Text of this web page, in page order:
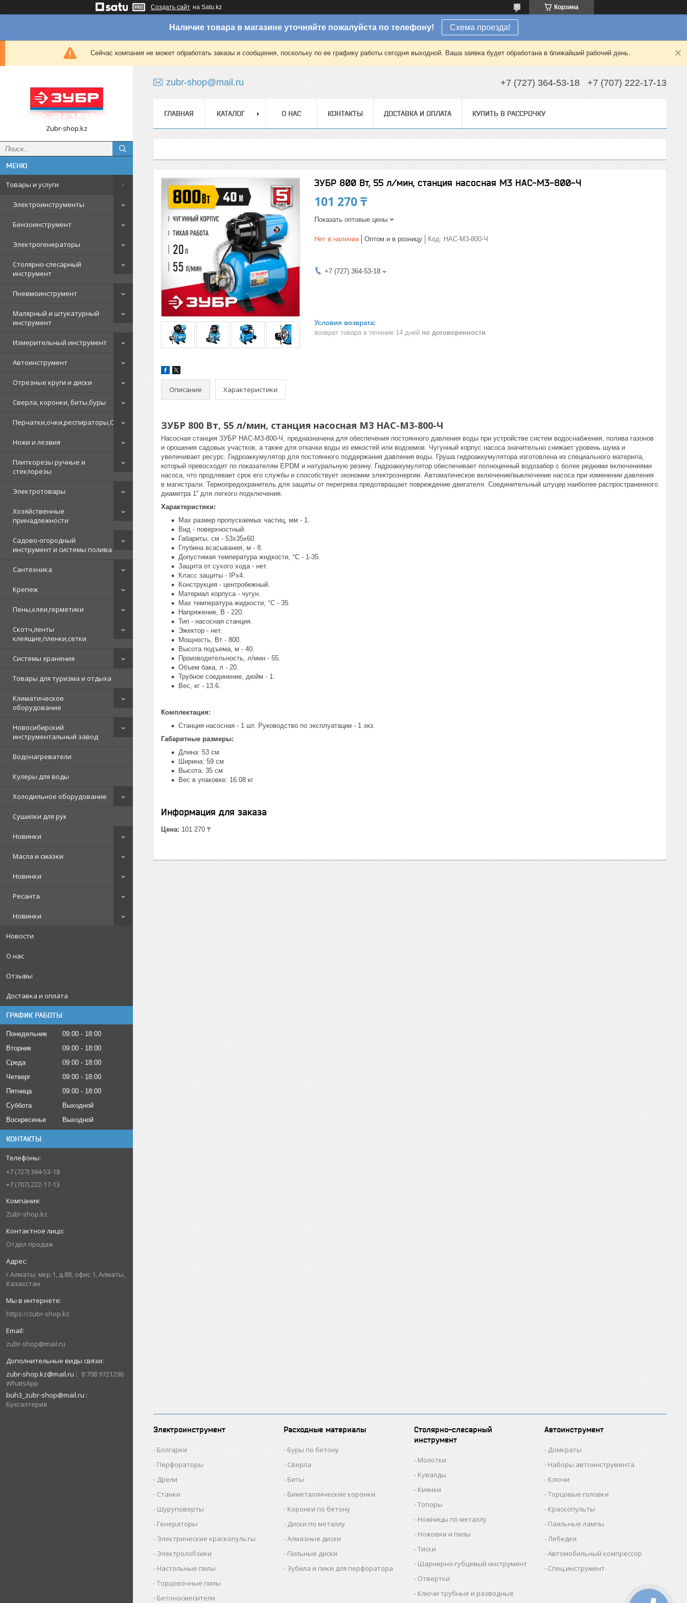
Создать сайт на Satu.kz Корзина
Наличие товара в магазине уточняйте пожалуйста по телефону! Схема проезда!
Сейчас компания не может обработать заказы и сообщения, поскольку по ее графику работы сегодня выходной. Ваша заявка будет обработана в ближайший рабочий день.
Zubr-shop.kz
Товары и услуги
Электроинструменты
Бензоинструмент
Электрогенераторы
Столярно-слесарный
инструмент
Пневмоинструмент
Малярный и штукатурный
инструмент
Измерительный инструмент
Автоинструмент
Отрезные круги и диски
Сверла, коронки, биты,буры
Перчатки,очки,респираторы,СИЗ
Ножи и лезвия
Плиткорезы ручные и
стеклорезы
Электротовары
Хозяйственные
принадлежности
Садово-огородный
инструмент и системы полива
Сантехника
Крепеж
Пены,клеи,герметики
Скотч,ленты
клеящие,пленки,сетки
Системы хранения
Товары для туризма и отдыха
Климатическое
оборудование
Новосибирский
инструментальный завод
Водонагреватели
Кулеры для воды
Холодильное оборудование
Сушилки для рук
Новинки
Масла и смазки
Новинки
Ресанта
Новинки
Новости
О нас
Отзывы
Доставка и оплата
ГРАФИК РАБОТЫ
Понедельник 09:00
18:00
Вторник
09:00
18:00
Среда
09:00
18:00
Четверг
09:00
18:00
Пятница
09:00
18:00
Суббота
Выходной
Воскресенье
Выходной
КОНТАКТЫ
+7 (727) 364-53-18
+7 (707) 222-17-13
Zubr-shop.kz
Отдел продаж
г.Алматы, мкр.1, д.88, офис 1, Алматы,
Казахстан
https://zubr-shop.kz
zubr-shop@mail.ru
zubr-shop.kz@mail.ru
8 708 9721296
WhatsApp
buh3_zubr-shop@mail.ru
Бухгалтерия
zubr-shop@mail.ru +7 (727) 364-53-18 +7 (707) 222-17-13
ГЛАВНАЯ КАТАЛОГ О НАС КОНТАКТЫ ДОСТАВКА И ОПЛАТА КУПИТЬ В РАССРОЧКУ
ЗУБР 800 Вт, 55 л/мин, станция насосная М3 НАС-М3-800-Ч
101 270 ₸
Показать оптовые цены
Нет в наличии Оптом и в розницу Код: НАС-М3-800-Ч
+7 (727) 364-53-18
возврат товара в течение 14 дней по договоренности
Описание Характеристики
ЗУБР 800 Вт, 55 л/мин, станция насосная М3 НАС-М3-800-Ч
Насосная станция ЗУБР НАС-М3-800-Ч, предназначена для обеспечения постоянного давления воды при устройстве систем водоснабжения, полива газонов
и орошения садовых участков, а также для откачки воды из емкостей или водоемов. Чугунный корпус насоса значительно снижает уровень шума и
увеличивает ресурс. Гидроаккумулятор для постоянного поддержания давления воды. Груша гидроаккумулятора изготовлена из специального материла,
который превосходит по показателям EPDM и натуральную резину. Гидроаккумулятор обеспечивает полноценный водозабор с более редкими включениями
насоса, что продлевает срок его службы и способствует экономии электроэнергии. Автоматическое включение/выключение насоса при изменении давления
в магистрали. Термопредохранитель для защиты от перегрева предотвращает повреждение двигателя. Соединительный штуцер наиболее распространенного
диаметра 1'' для легкого подключения.
Характеристики:
Max размер пропускаемых частиц, мм - 1.
Вид - поверхностный.
Габариты, см - 53x35x60.
Глубина всасывания, м - 8.
Допустимая температура жидкости, °C - 1-35.
Защита от сухого хода - нет.
Класс защиты - IPх4.
Конструкция - центробежный.
Материал корпуса - чугун.
Мах температура жидкости, °C - 35.
Напряжение, В - 220.
Тип - насосная станция.
Эжектор - нет.
Мощность, Вт - 800.
Высота подъема, м - 40.
Производительность, л/мин - 55.
Объем бака, л - 20.
Трубное соединение, дюйм - 1.
Вес, кг - 13.6.
Комплектация:
Станция насосная - 1 шт. Руководство по эксплуатации - 1 экз.
Габаритные размеры:
Длина: 53 см
Ширина: 59 см
Высота: 35 см
Вес в упаковке: 16.08 кг
Информация для заказа
Цена: 101 270 ₸
Электроинструмент
Болгарки
Перфораторы
Дрели
Станки
Шуруповерты
Генераторы
Электрические краскопульты
Электролобзики
Настольные пилы
Торцовочные пилы
Бетоносмесители
Расходные материалы
Буры по бетону
Сверла
Биты
Биметаллические коронки
Коронки по бетону
Диски по металлу
Алмазные диски
Пильные диски
Зубила и пики для перфоратора
Столярно-слесарный
инструмент
Молотки
Кувалды
Киянки
Топоры
Ножницы по металлу
Ножовки и пилы
Тиски
Шарнирно-губцевый инструмент
Отвертки
Ключи трубные и разводные
Автоинструмент
Домкраты
Наборы автоинструмента
Ключи
Торцовые головки
Краскопульты
Паяльные лампы
Лебедки
Автомобильный компрессор
Спец.инструмент